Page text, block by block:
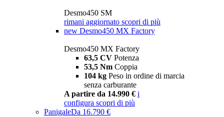
Desmo450 SM
rimani aggiornato scopri di più
new Desmo450 MX Factory
Desmo450 MX Factory
63,5 CV Potenza
53,5 Nm Coppia
104 kg Peso in ordine di marcia
senza carburante
A partire da 14.990 € i
configura scopri di più
PanigaleDa 16.790 €